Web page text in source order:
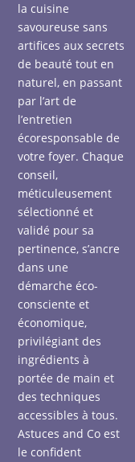
la cuisine
savoureuse sans
artifices aux secrets
de beauté tout en
naturel, en passant
par l’art de
l’entretien
écoresponsable de
votre foyer. Chaque
conseil,
méticuleusement
sélectionné et
validé pour sa
pertinence, s’ancre
dans une
démarche éco-
consciente et
économique,
privilégiant des
ingrédients à
portée de main et
des techniques
accessibles à tous.
Astuces and Co est
le confident